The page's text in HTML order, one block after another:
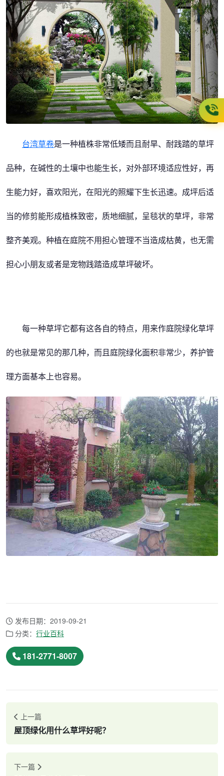
台湾草卷是一种植株非常低矮而且耐旱、耐践踏的草坪
品种，在碱性的土壤中也能生长，对外部环境适应性好，再
生能力好，喜欢阳光，在阳光的照耀下生长迅速。成坪后适
当的修剪能形成植株致密，质地细腻，呈毯状的草坪，非常
整齐美观。种植在庭院不用担心管理不当造成枯黄，也无需
担心小朋友或者是宠物践踏造成草坪破坏。
每一种草坪它都有这各自的特点，用来作庭院绿化草坪
的也就是常见的那几种，而且庭院绿化面积非常少，养护管
理方面基本上也容易。
发布日期：2019-09-21
分类： 行业百科
181-2771-8007
上一篇
屋顶绿化用什么草坪好呢？
下一篇